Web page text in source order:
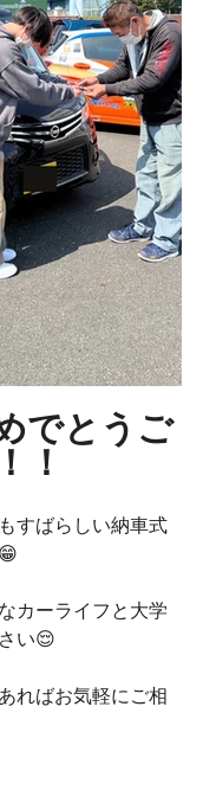
でとうご
！
すばらしい納車式
カーライフと大学
い😌
ればお気軽にご相